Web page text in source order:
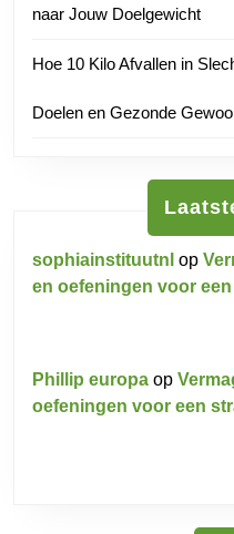
naar Jouw Doelgewicht
Hoe 10 Kilo Afvallen in
Doelen en Gezonde
sophiainstituutnl op
en oefeningen voor
Phillip europa op
oefeningen voor een